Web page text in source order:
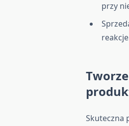
przy
Skuteczna